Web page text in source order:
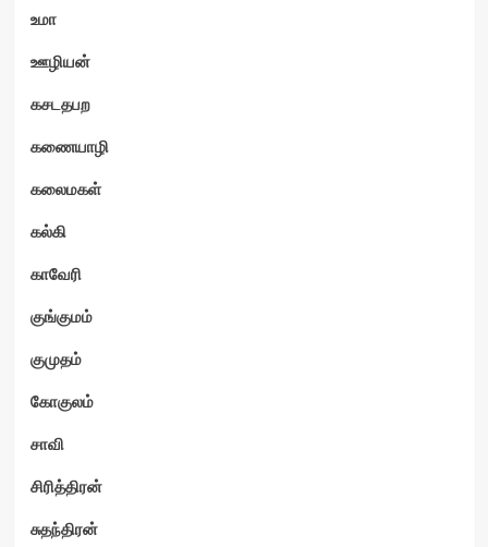
உமா
ஊழியன்
கசடதபற
கணையாழி
கலைமகள்
கல்கி
காவேரி
குங்குமம்
குமுதம்
கோகுலம்
சாவி
சிரித்திரன்
சுதந்திரன்